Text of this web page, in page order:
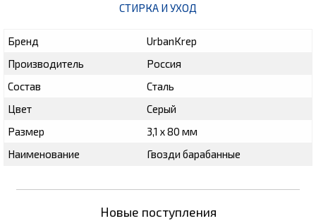
СТИРКА И УХОД
Бренд
UrbanKrep
Производитель
Россия
Состав
Сталь
Цвет
Серый
Размер
3,1 х 80 мм
Наименование
Гвозди барабанные
Новые поступления